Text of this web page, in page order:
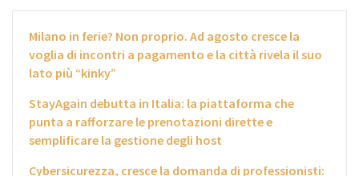
Milano in ferie? Non proprio. Ad agosto cresce la
voglia di incontri a pagamento e la città rivela il suo
lato più “kinky”
StayAgain debutta in Italia: la piattaforma che
punta a rafforzare le prenotazioni dirette e
semplificare la gestione degli host
Cybersicurezza, cresce la domanda di professionisti: